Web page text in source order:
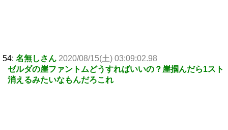
54: 名無しさん 2020/08/15(土) 03:09:02.98
ゼルダの崖ファントムどうすればいいの？崖掴んだら1スト
消えるみたいなもんだろこれ